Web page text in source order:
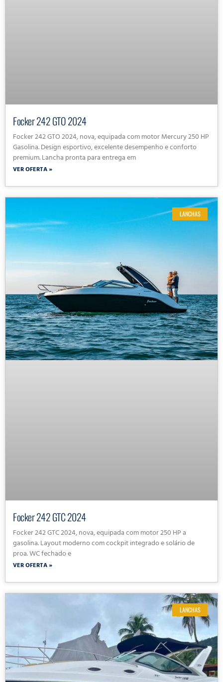
Focker 242 GTO 2024
Focker 242 GTO 2024, nova, equipada com motor Mercury 250 HP
Gasolina. Design esportivo, excelente desempenho e conforto
premium. Lancha pronta para entrega em
VER OFERTA »
LANCHAS
Focker 242 GTC 2024
Focker 242 GTC 2024, nova, equipada com motor 250 HP a
gasolina. Layout moderno com cockpit integrado e solário de
proa. WC fechado e
VER OFERTA »
LANCHAS